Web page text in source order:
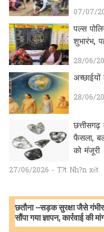
07/07/
पल्स
शुभारंभ,
28/06/
28/06/
फैसला,
को मंजूरी
27/06/2026 - T?t Nh?n xét
छतौना --सड़क सुरक्षा जैसे
सौंपा गया ज्ञापन, कार्रवाई की